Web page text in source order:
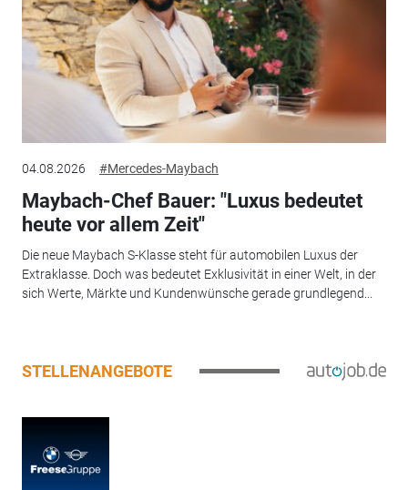
04.08.2026 #Mercedes-Maybach
Maybach-Chef Bauer: "Luxus bedeutet
heute vor allem Zeit"
Die neue Maybach S-Klasse steht für automobilen Luxus der
Extraklasse. Doch was bedeutet Exklusivität in einer Welt, in der
sich Werte, Märkte und Kundenwünsche gerade grundlegend...
STELLENANGEBOTE